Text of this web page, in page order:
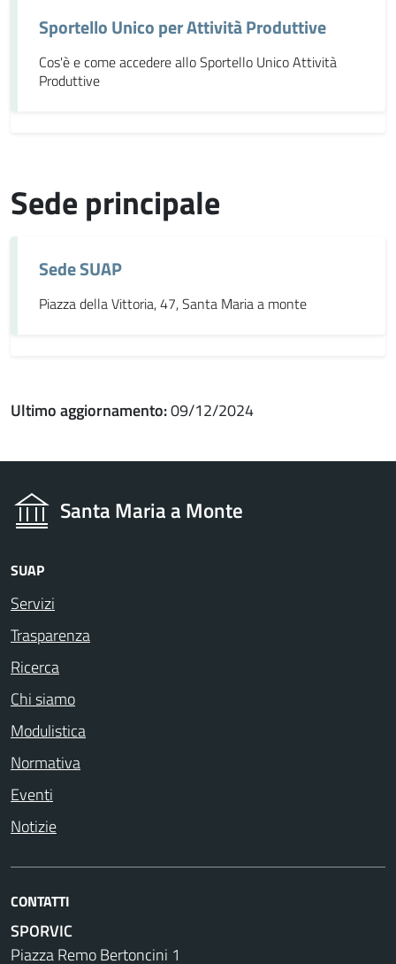
Sportello Unico per Attività Produttive
Cos'è e come accedere allo Sportello Unico Attività
Produttive
Sede principale
Sede SUAP
Piazza della Vittoria, 47, Santa Maria a monte
Ultimo aggiornamento:09/12/2024
Santa Maria a Monte
SUAP
Servizi
Trasparenza
Ricerca
Chi siamo
Modulistica
Normativa
Eventi
Notizie
CONTATTI
SPORVIC
Piazza Remo Bertoncini 1